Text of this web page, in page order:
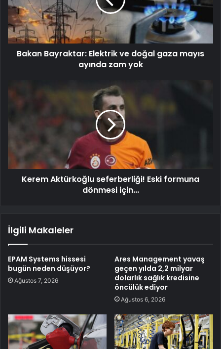
Bakan Bayraktar: Elektrik ve doğal gaza mayıs
ayında zam yok
Kerem Aktürkoğlu seferberliği! Eski formuna
dönmesi için...
İlgili Makaleler
EPAM Systems hissesi
bugün neden düşüyor?
Ağustos 7, 2026
Ares Management yavaş
geçen yılda 2,2 milyar
dolarlık sağlık kredisine
öncülük ediyor
Ağustos 6, 2026